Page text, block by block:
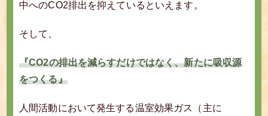
中へのCO2排出を抑えているといえます。
そして、
『CO2の排出を減らすだけではなく、新たに吸収源
をつくる』
人間活動において発生する温室効果ガス（主に